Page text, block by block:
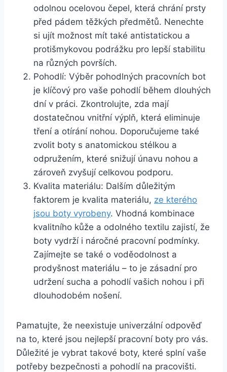
⁤odolnou ocelovou⁤ čepel,‍ která⁣ chrání prsty
⁤před pádem⁢ těžkých ‌předmětů. Nenechte
si ujít možnost ​mít také antistatickou ⁣a
protišmykovou podrážku pro lepší stabilitu
na různých površích.
Pohodlí: Výběr pohodlných pracovních ​bot
je klíčový pro vaše pohodlí během dlouhých
dní v práci. Zkontrolujte, zda mají
dostatečnou vnitřní výplň, která eliminuje⁢
tření a otírání nohou. Doporučujeme‍ také
zvolit boty s⁣ anatomickou stélkou‌ a‍
odpružením, které⁣ snižují‌ únavu ⁣nohou a
zároveň zvyšují celkovou podporu.
Kvalita materiálu: Dalším důležitým​
faktorem je kvalita⁣ materiálu, ze kterého
jsou ​boty vyrobeny. ‌Vhodná kombinace​
kvalitního kůže⁤ a odolného textilu⁣ zajistí, že
boty⁢ vydrží ​i náročné pracovní podmínky.⁢
Zajímejte se také o voděodolnost a
prodyšnost materiálu – to​ je zásadní pro
udržení sucha⁢ a ​pohodlí vašich ⁢nohou i při
dlouhodobém nošení.
Pamatujte, že neexistuje univerzální odpověď ​
na⁣ to, které jsou nejlepší pracovní boty pro vás.⁢
Důležité‌ je ⁣vybrat ‌takové boty, které ‌splní vaše
potřeby⁤ bezpečnosti a pohodlí na pracovišti.